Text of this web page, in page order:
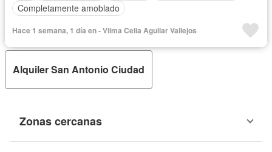
Completamente amoblado
Hace 1 semana, 1 día en - Vilma Celia Aguilar Vallejos
Alquiler San Antonio Ciudad
Zonas cercanas